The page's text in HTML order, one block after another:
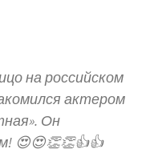
на российском
актером
Он
😍😍👏👏👍👍